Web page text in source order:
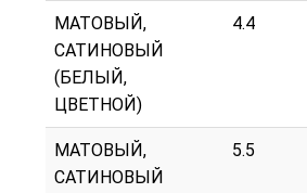
МАТОВЫЙ,
САТИНОВЫЙ
(БЕЛЫЙ,
ЦВЕТНОЙ)
4.4
МАТОВЫЙ,
САТИНОВЫЙ
5.5